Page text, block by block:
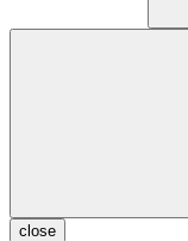
close